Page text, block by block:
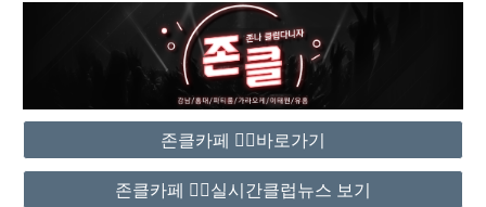
존클카페 ❤️‍🔥바로가기
존클카페 ❤️‍🔥실시간클럽뉴스 보기